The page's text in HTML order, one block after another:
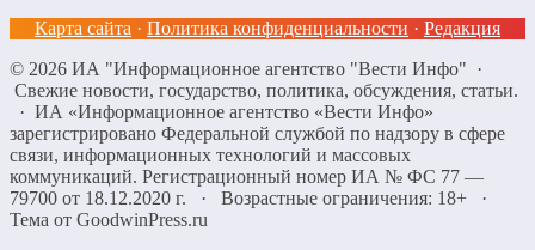
Карта сайта · Политика конфиденциальности · Редакция
© 2026 ИА "Информационное агентство "Вести Инфо" ·
Свежие новости, государство, политика, обсуждения, статьи.
· ИА «Информационное агентство «Вести Инфо»
зарегистрировано Федеральной службой по надзору в сфере
связи, информационных технологий и массовых
коммуникаций. Регистрационный номер ИА № ФС 77 —
79700 от 18.12.2020 г. · Возрастные ограничения: 18+
·
Тема от GoodwinPress.ru